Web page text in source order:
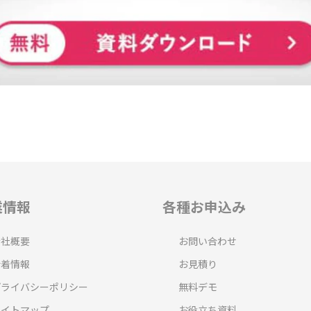
報
概要
情報
イバシーポリシー
各種お申込み
お問い合わせ
お見積り
無料デモ